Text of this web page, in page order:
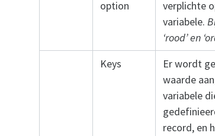
option
verplichte
variabele.
‘rood’ en
Keys
Er wordt
waarde
variabele
record, en